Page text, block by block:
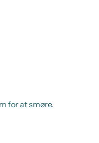
for at smøre.